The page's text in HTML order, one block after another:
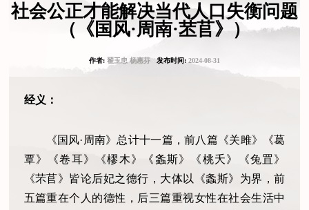
社会公正才能解决当代人口失衡问题
（《国风·周南·苤苢》）
作者: 翟玉忠 杨惠芬发布时间: 2024-08-31
经义：
《国风·周南》总计十一篇，前八篇《关雎》《葛
覃》《卷耳》《樛木》《螽斯》《桃夭》《兔罝》
《芣苢》皆论后妃之德行，大体以《螽斯》为界，前
五篇重在个人的德性，后三篇重视女性在社会生活中